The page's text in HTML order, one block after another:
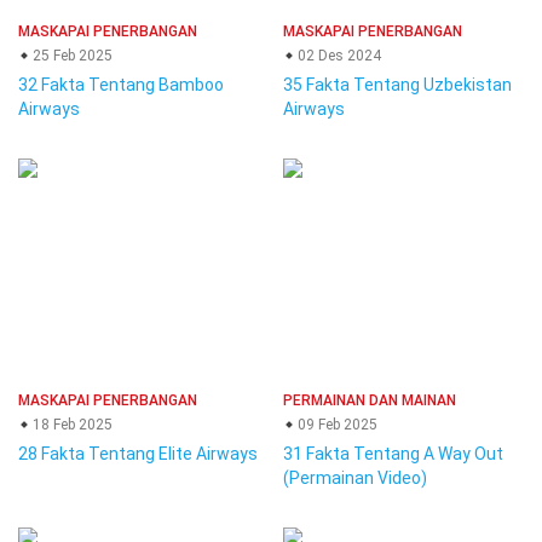
MASKAPAI PENERBANGAN
25 Feb 2025
32 Fakta Tentang Bamboo
Airways
MASKAPAI PENERBANGAN
02 Des 2024
35 Fakta Tentang Uzbekistan
Airways
MASKAPAI PENERBANGAN
18 Feb 2025
28 Fakta Tentang Elite Airways
PERMAINAN DAN MAINAN
09 Feb 2025
31 Fakta Tentang A Way Out
(Permainan Video)